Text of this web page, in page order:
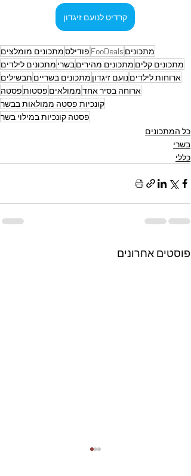
קרדיט לנועם זיגדון
מתכונים FooDeals פודילסמתכונים מומלצים
מתכונים קלים מתכונים מהיריםבשרי מתכונים לילדים
ארוחות לילדיםנועם זיגדון מתכונים בשריים תבשילים
ארוחה בסיר אחדממולאים פסטותפסטה
קונכיות פסטה ממולאות בבשר
פסטה קונכיות במילוי בשר
כל המתכונים
בשרי
כללי
פוסטים אחרונים